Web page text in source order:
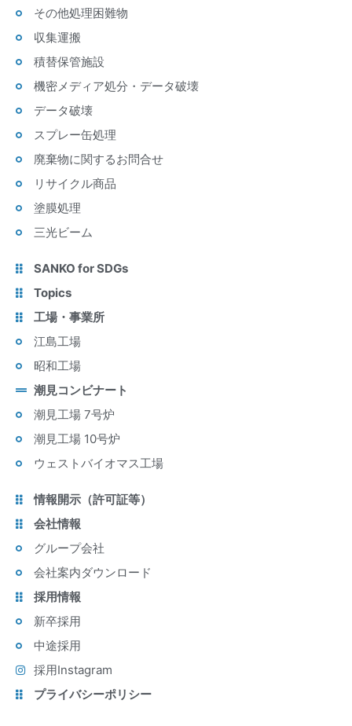
その他処理困難物
収集運搬
積替保管施設
機密メディア処分・データ破壊
データ破壊
スプレー缶処理
廃棄物に関するお問合せ
リサイクル商品
塗膜処理
三光ビーム
SANKO for SDGs
Topics
工場・事業所
江島工場
昭和工場
潮見コンビナート
潮見工場 7号炉
潮見工場 10号炉
ウェストバイオマス工場
情報開示（許可証等）
会社情報
グループ会社
会社案内ダウンロード
採用情報
新卒採用
中途採用
採用Instagram
プライバシーポリシー